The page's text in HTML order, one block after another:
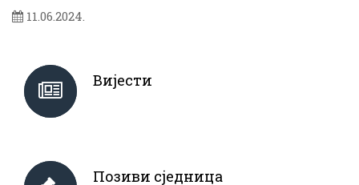
11.06.2024.
Вијести
Позиви сједница